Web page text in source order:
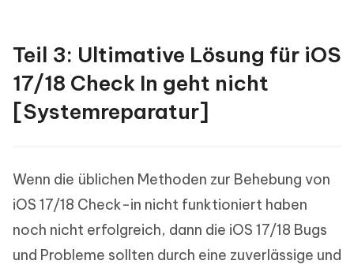
Teil 3: Ultimative Lösung für iOS
17/18 Check In geht nicht
[Systemreparatur]
Wenn die üblichen Methoden zur Behebung von
iOS 17/18 Check-in nicht funktioniert haben
noch nicht erfolgreich, dann die iOS 17/18 Bugs
und Probleme sollten durch eine zuverlässige und